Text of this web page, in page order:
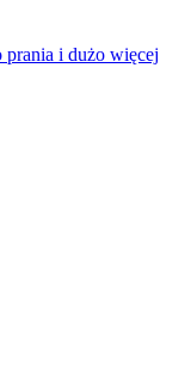
prania i dużo więcej